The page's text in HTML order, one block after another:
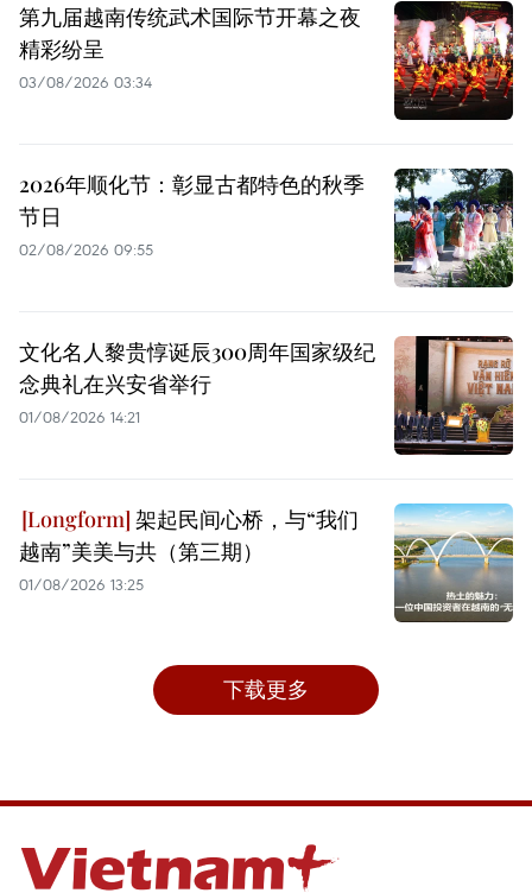
第九届越南传统武术国际节开幕之夜
精彩纷呈
03/08/2026 03:34
2026年顺化节：彰显古都特色的秋季
节日
02/08/2026 09:55
文化名人黎贵惇诞辰300周年国家级纪
念典礼在兴安省举行
01/08/2026 14:21
架起民间心桥，与“我们
越南”美美与共（第三期）
01/08/2026 13:25
下载更多